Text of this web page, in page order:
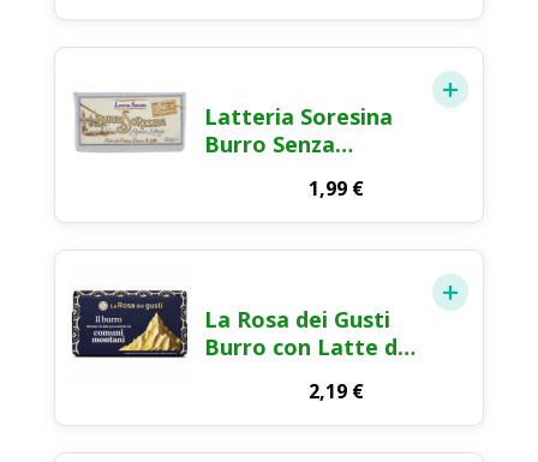
Latteria Soresina
Burro Senza
1,99 €
La Rosa dei Gusti
Burro con Latte dei
2,19 €